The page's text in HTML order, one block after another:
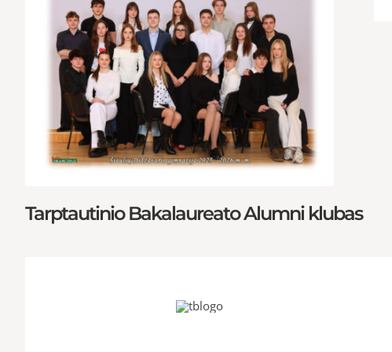
Tarptautinio Bakalaureato Alumni klubas